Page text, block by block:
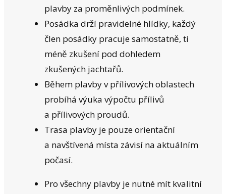
plavby za proměnlivých podmínek.
Posádka drží pravidelné hlídky, každý
člen posádky pracuje samostatně, ti
méně zkušení pod dohledem
zkušených jachtařů.
Během plavby v přílivových oblastech
probíhá výuka výpočtu přílivů
a přílivových proudů.
Trasa plavby je pouze orientační
a navštívená místa závisí na aktuálním
počasí.
Pro všechny plavby je nutné mít kvalitní